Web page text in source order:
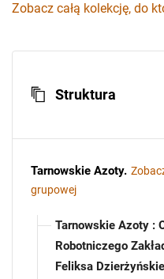
Zobacz całą kolekcję, do
Struktura
Tarnowskie Azoty.
grupowej
Tarnowskie Azoty :
Robotniczego
Feliksa